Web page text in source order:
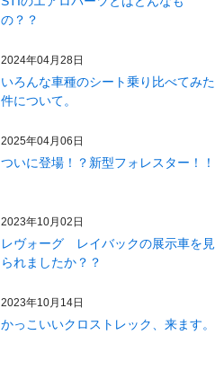
の？？
2024年04月28日
いろんな車種のシート乗り比べてみた
件について。
2025年04月06日
ついに登場！？新型フォレスター！！
2023年10月02日
レヴォーグ レイバックの展示車を見
られましたか？？
2023年10月14日
かっこいいクロストレック、来ます。